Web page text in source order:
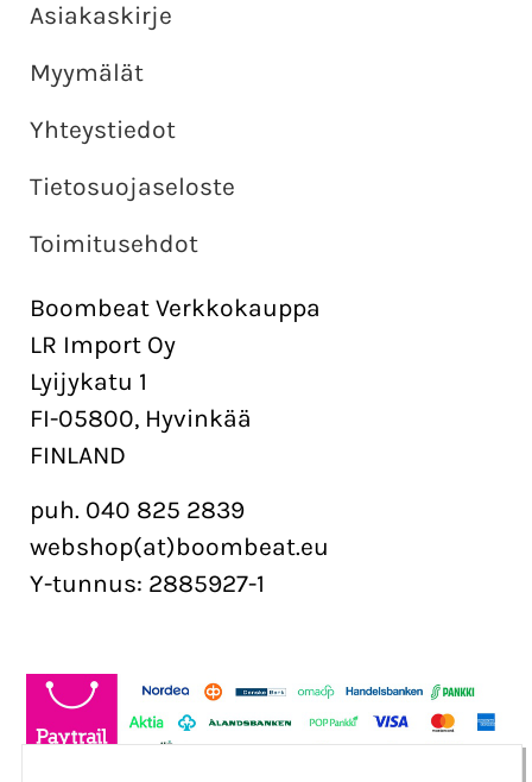
Asiakaskirje
Myymälät
Yhteystiedot
Tietosuojaseloste
Toimitusehdot
Boombeat Verkkokauppa
LR Import Oy
Lyijykatu 1
FI-05800, Hyvinkää
FINLAND
puh. 040 825 2839
webshop(at)boombeat.eu
Y-tunnus: 2885927-1